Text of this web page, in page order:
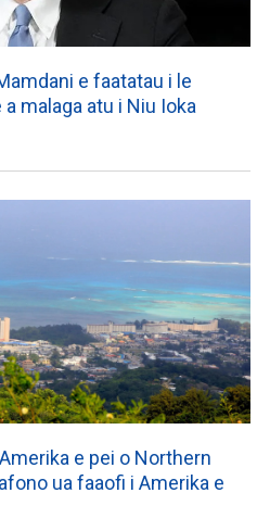
e faatatau i le
a malaga atu i Niu Ioka
e pei o Northern
ua faaofi i Amerika e